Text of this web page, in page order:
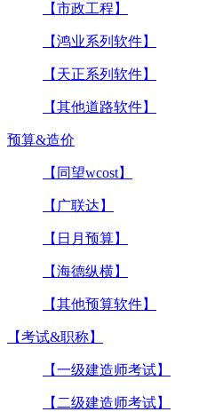
【市政工程】
【鸿业系列软件】
【天正系列软件】
【其他道路软件】
预算&造价
【同望wcost】
【广联达】
【日月预算】
【海德纵横】
【其他预算软件】
【考试&职称】
【一级建造师考试】
【二级建造师考试】